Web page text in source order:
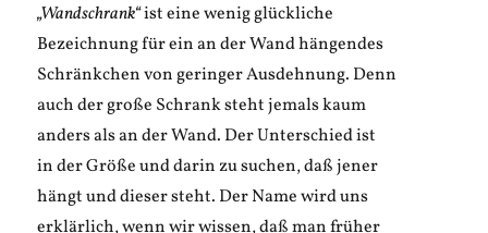
„Wandschrank“ist eine wenig glückliche
Bezeichnung für ein an der Wand hängendes
Schränkchen von geringer Ausdehnung. Denn
auch der große Schrank steht jemals kaum
anders als an der Wand. Der Unterschied ist
in der Größe und darin zu suchen, daß jener
hängt und dieser steht. Der Name wird uns
erklärlich, wenn wir wissen, daß man früher